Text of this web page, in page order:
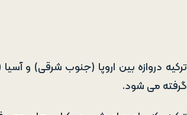
ترکیه دروازه بین اروپا (جنوب شرقی) و
گرفته می شود.